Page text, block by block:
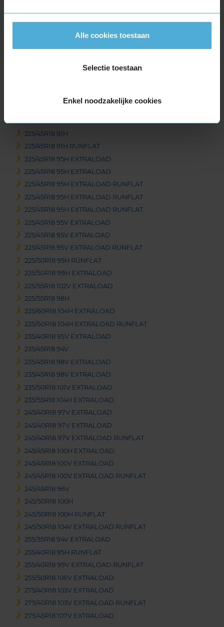
Alle cookies toestaan
Selectie toestaan
Enkel noodzakelijke cookies
215/40R18 89V EXTRALOAD
215/55R18 99V EXTRALOAD
225/45R18 91H
225/45R18 91H RUNFLAT
225/45R18 95H EXTRALOAD
225/45R18 95H EXTRALOAD
225/45R18 95H EXTRALOAD RUNFLAT
225/45R18 95H EXTRALOAD RUNFLAT
225/45R18 95H EXTRALOAD RUNFLAT
225/45R18 95V EXTRALOAD
225/45R18 95V EXTRALOAD
225/45R18 95V EXTRALOAD RUNFLAT
225/50R18 95H RUNFLAT
225/50R18 99H EXTRALOAD
225/55R18 102V EXTRALOAD
225/55R18 98H
225/60R18 104H EXTRALOAD
225/60R18 104H EXTRALOAD RUNFLAT
235/40R18 95V EXTRALOAD
235/45R18 94V
235/45R18 98V EXTRALOAD
235/45R18 98V EXTRALOAD
235/50R18 101V EXTRALOAD
235/55R18 104H EXTRALOAD
245/40R18 97V EXTRALOAD
245/40R18 97V EXTRALOAD
245/40R18 97V EXTRALOAD RUNFLAT
245/45R18 100H EXTRALOAD
245/45R18 100V EXTRALOAD
245/45R18 100V EXTRALOAD RUNFLAT
245/45R18 96V
245/50R18 100H
245/50R18 100H RUNFLAT
245/50R18 104V EXTRALOAD RUNFLAT
255/35R18 94V EXTRALOAD
255/40R18 95H RUNFLAT
255/40R18 99V EXTRALOAD RUNFLAT
255/50R18 106V EXTRALOAD
275/40R18 103V EXTRALOAD
275/40R18 103V EXTRALOAD RUNFLAT
275/45R18 107V EXTRALOAD